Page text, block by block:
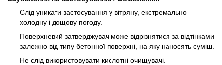
Слід уникати застосування у вітряну, екстремально
холодну і дощову погоду.
Поверхневий затверджувач може відрізнятися за відтінками
залежно від типу бетонної поверхні, на яку наносять суміш.
Не слід використовувати кислотні очищувачі.